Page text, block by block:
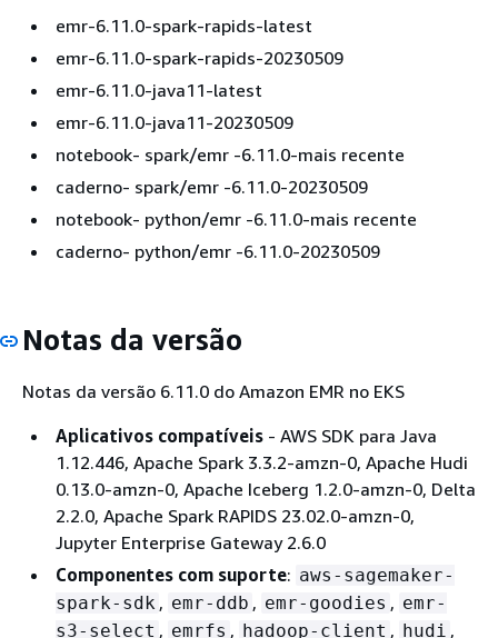
emr-6.11.0-spark-rapids-latest
emr-6.11.0-spark-rapids-20230509
emr-6.11.0-java11-latest
emr-6.11.0-java11-20230509
notebook- spark/emr -6.11.0-mais recente
caderno- spark/emr -6.11.0-20230509
notebook- python/emr -6.11.0-mais recente
caderno- python/emr -6.11.0-20230509
Notas da versão
Notas da versão 6.11.0 do Amazon EMR no EKS
Aplicativos compatíveis ‐ AWS SDK para Java
1.12.446, Apache Spark 3.3.2-amzn-0, Apache Hudi
0.13.0-amzn-0, Apache Iceberg 1.2.0-amzn-0, Delta
2.2.0, Apache Spark RAPIDS 23.02.0-amzn-0,
Jupyter Enterprise Gateway 2.6.0
Componentes com suporte: aws-sagemaker-
spark-sdk , emr-ddb , emr-goodies , emr-
s3-select , emrfs , hadoop-client , hudi ,